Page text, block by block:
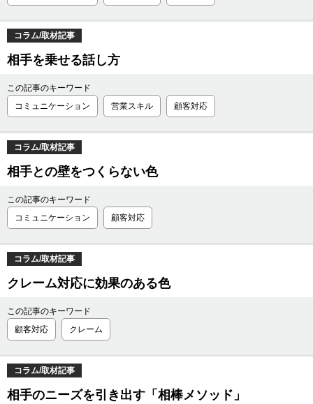
コラム/取材記事
相手を乗せる話し方
この記事のキーワード
コミュニケーション
営業スキル 顧客対応
コラム/取材記事
相手との壁をつくらない色
この記事のキーワード
コミュニケーション
顧客対応
コラム/取材記事
クレーム対応に効果のある色
この記事のキーワード
顧客対応
クレーム
コラム/取材記事
相手のニーズを引き出す「相棒メソッド」